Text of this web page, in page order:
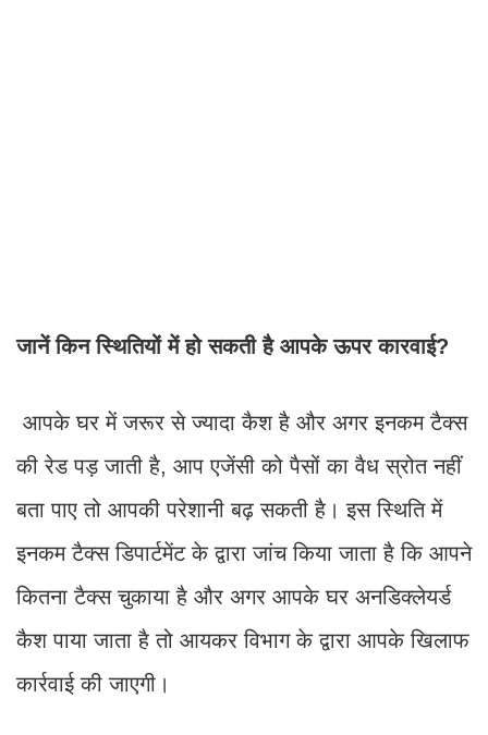
जानें किन स्थितियों में हो सकती है आपके ऊपर कारवाई?
आपके घर में जरूर से ज्यादा कैश है और अगर इनकम टैक्स
की रेड पड़ जाती है, आप एजेंसी को पैसों का वैध स्रोत नहीं
बता पाए तो आपकी परेशानी बढ़ सकती है। इस स्थिति में
इनकम टैक्स डिपार्टमेंट के द्वारा जांच किया जाता है कि आपने
कितना टैक्स चुकाया है और अगर आपके घर अनडिक्लेयर्ड
कैश पाया जाता है तो आयकर विभाग के द्वारा आपके खिलाफ
कार्रवाई की जाएगी।